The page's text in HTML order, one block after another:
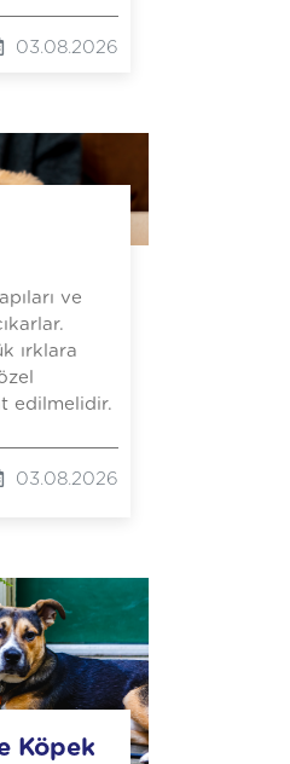
03.08.2026
ve
ırklara
edilmelidir.
03.08.2026
Köpek